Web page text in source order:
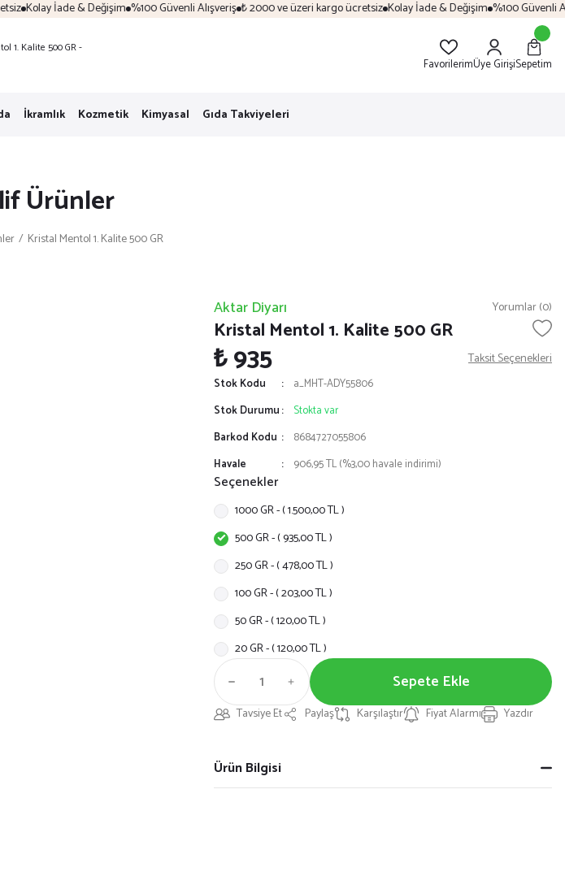
Kolay İade & Değişim %100 Güvenli Alışveriş ₺ 2000 ve üzeri kargo ücretsiz Kolay İade & Değişim %100 Güvenli
FavorilerimÜye GirişiSepetim
İkramlık Kozmetik Kimyasal Gıda Takviyeleri
Ürünler
Kristal Mentol 1. Kalite 500 GR
Aktar Diyarı Yorumlar (0)
Kristal Mentol 1. Kalite 500 GR
₺ 935 Taksit Seçenekleri
Stok Kodu
a_MHT-ADY55806
Stok Durumu
Stokta var
Barkod Kodu
8684727055806
Havale
906,95 TL (%3,00 havale indirimi)
Seçenekler
1000 GR - ( 1.500,00 TL )
500 GR - ( 935,00 TL )
250 GR - ( 478,00 TL )
100 GR - ( 203,00 TL )
50 GR - ( 120,00 TL )
20 GR - ( 120,00 TL )
Sepete Ekle
Tavsiye Et Paylaş Karşılaştır Fiyat Alarmı Yazdır
Ürün Bilgisi